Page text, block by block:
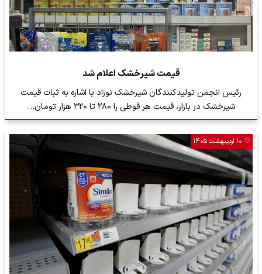
قیمت شیرخشک اعلام شد
رئیس انجمن تولیدکنندگان شیرخشک نوزاد با اشاره به ثبات قیمت
شیرخشک در بازار، قیمت هر قوطی را ۲۸۰ تا ۳۲۰ هزار تومان…
۱۰ اردیبهشت ۱۴۰۵